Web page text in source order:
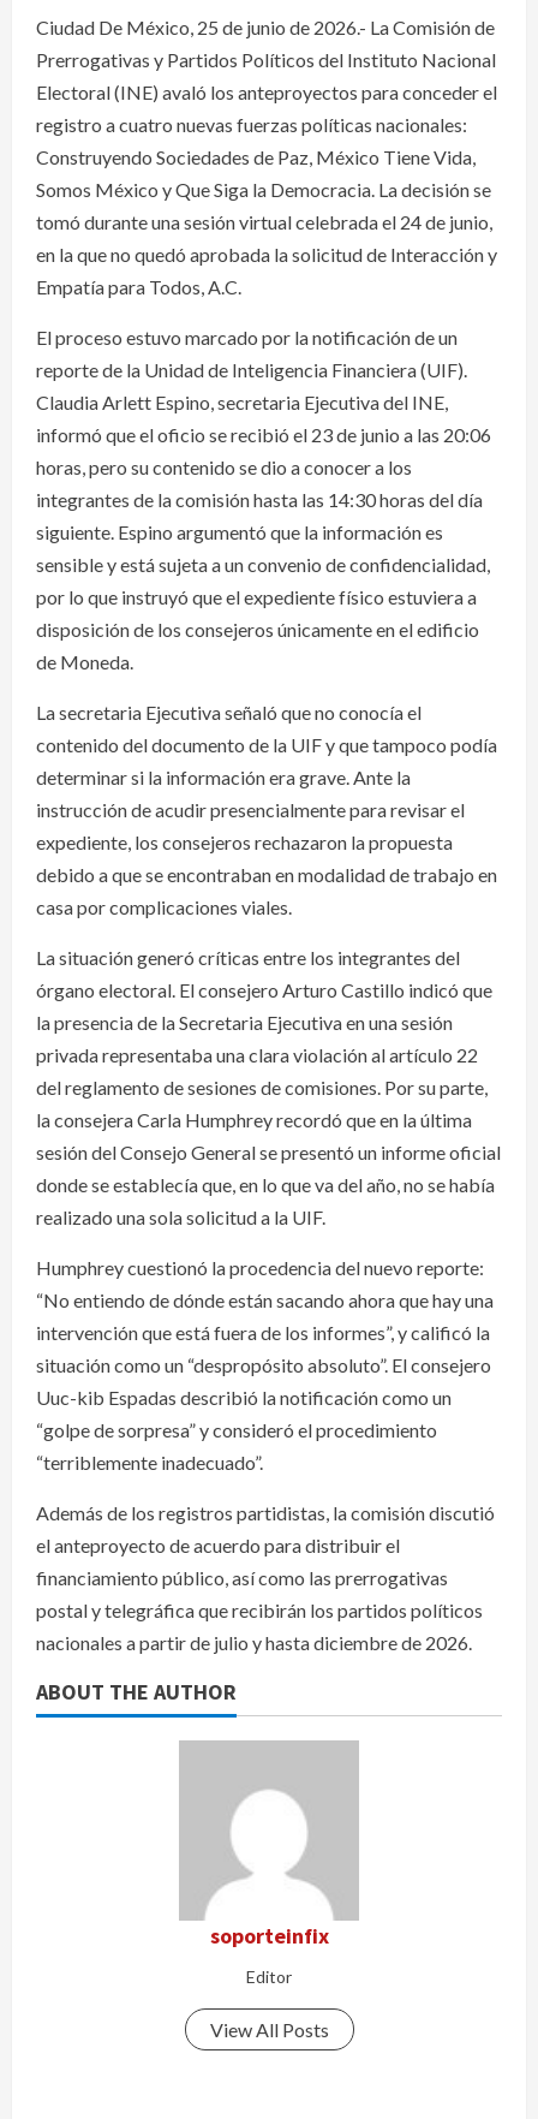
Ciudad De México, 25 de junio de 2026.- La Comisión de
Prerrogativas y Partidos Políticos del Instituto Nacional
Electoral (INE) avaló los anteproyectos para conceder el
registro a cuatro nuevas fuerzas políticas nacionales:
Construyendo Sociedades de Paz, México Tiene Vida,
Somos México y Que Siga la Democracia. La decisión se
tomó durante una sesión virtual celebrada el 24 de junio,
en la que no quedó aprobada la solicitud de Interacción y
Empatía para Todos, A.C.
El proceso estuvo marcado por la notificación de un
reporte de la Unidad de Inteligencia Financiera (UIF).
Claudia Arlett Espino, secretaria Ejecutiva del INE,
informó que el oficio se recibió el 23 de junio a las 20:06
horas, pero su contenido se dio a conocer a los
integrantes de la comisión hasta las 14:30 horas del día
siguiente. Espino argumentó que la información es
sensible y está sujeta a un convenio de confidencialidad,
por lo que instruyó que el expediente físico estuviera a
disposición de los consejeros únicamente en el edificio
de Moneda.
La secretaria Ejecutiva señaló que no conocía el
contenido del documento de la UIF y que tampoco podía
determinar si la información era grave. Ante la
instrucción de acudir presencialmente para revisar el
expediente, los consejeros rechazaron la propuesta
debido a que se encontraban en modalidad de trabajo en
casa por complicaciones viales.
La situación generó críticas entre los integrantes del
órgano electoral. El consejero Arturo Castillo indicó que
la presencia de la Secretaria Ejecutiva en una sesión
privada representaba una clara violación al artículo 22
del reglamento de sesiones de comisiones. Por su parte,
la consejera Carla Humphrey recordó que en la última
sesión del Consejo General se presentó un informe oficial
donde se establecía que, en lo que va del año, no se había
realizado una sola solicitud a la UIF.
Humphrey cuestionó la procedencia del nuevo reporte:
“No entiendo de dónde están sacando ahora que hay una
intervención que está fuera de los informes”, y calificó la
situación como un “despropósito absoluto”. El consejero
Uuc-kib Espadas describió la notificación como un
“golpe de sorpresa” y consideró el procedimiento
“terriblemente inadecuado”.
Además de los registros partidistas, la comisión discutió
el anteproyecto de acuerdo para distribuir el
financiamiento público, así como las prerrogativas
postal y telegráfica que recibirán los partidos políticos
nacionales a partir de julio y hasta diciembre de 2026.
ABOUT THE AUTHOR
soporteinfix
Editor
View All Posts